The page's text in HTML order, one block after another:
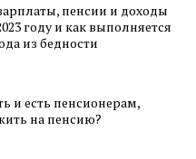
пенсии и доходы
году и как выполняется
из бедности
и есть пенсионерам,
на пенсию?